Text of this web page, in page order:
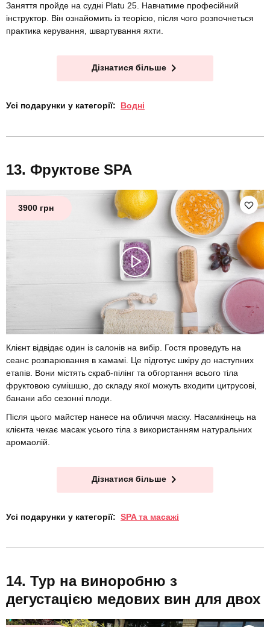
Заняття пройде на судні Platu 25. Навчатиме професійний
інструктор. Він ознайомить із теорією, після чого розпочнеться
практика керування, швартування яхти.
Дізнатися більше
Усі подарунки у категорії: Водні
Фруктове SPA
3900 грн
Клієнт відвідає один із салонів на вибір. Гостя проведуть на
сеанс розпарювання в хамамі. Це підготує шкіру до наступних
етапів. Вони містять скраб-пілінг та обгортання всього тіла
фруктовою сумішшю, до складу якої можуть входити цитрусові,
банани або сезонні плоди.
Після цього майстер нанесе на обличчя маску. Насамкінець на
клієнта чекає масаж усього тіла з використанням натуральних
аромаолій.
Дізнатися більше
Усі подарунки у категорії: SPA та масажі
Тур на виноробню з
дегустацією медових вин для двох